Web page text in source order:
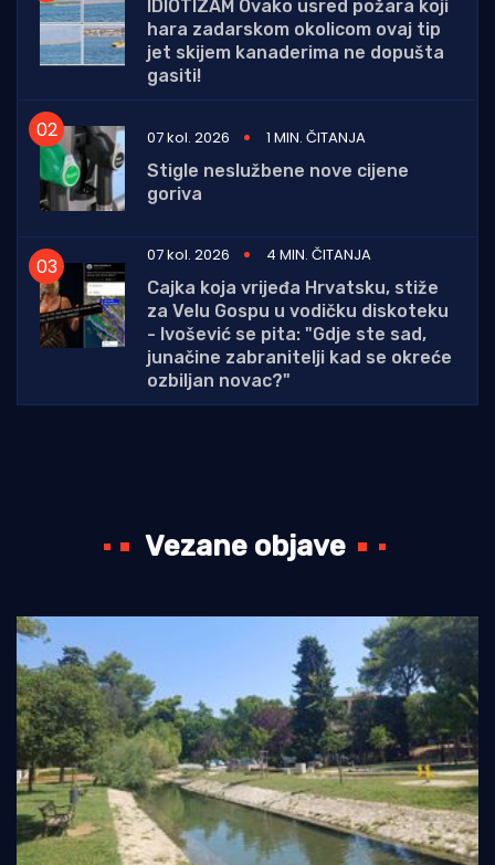
IDIOTIZAM Ovako usred požara koji
hara zadarskom okolicom ovaj tip
jet skijem kanaderima ne dopušta
gasiti!
07 kol. 2026
1 MIN. ČITANJA
Stigle neslužbene nove cijene
goriva
07 kol. 2026
4 MIN. ČITANJA
Cajka koja vrijeđa Hrvatsku, stiže
za Velu Gospu u vodičku diskoteku
- Ivošević se pita: "Gdje ste sad,
junačine zabranitelji kad se okreće
ozbiljan novac?"
Vezane objave